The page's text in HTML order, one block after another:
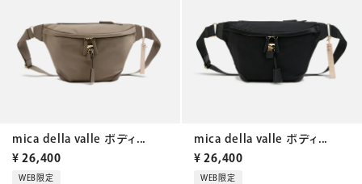
mica della valle ボディ...
¥ 26,400
WEB限定
mica della valle ボディ...
¥ 26,400
WEB限定